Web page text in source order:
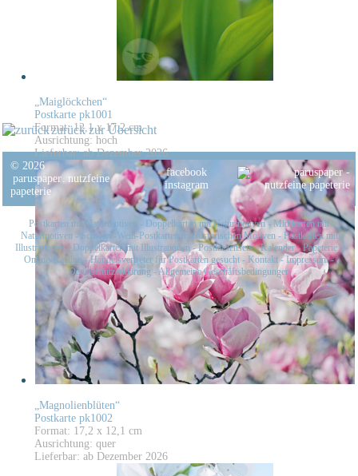
„Maiglöckchen“
Postkarte pk1001
Format: 12,1 x 17,2 cm
Ausrichtung: hoch
Lieferbar: ab Dezember 2026
„Magnolienblüten“
Postkarte pk1002
Format: 17,2 x 12,1 cm
Ausrichtung: quer
Lieferbar: ab Dezember 2026
zurück zur Übersicht
© 2026
paruspaper. nutzfeine
papeterie
facebook
instagram
Postkarten mit Naturmotiven - Doppelkarten mit Naturmotiven- Midikarten mit
Naturmotiven - Schwarz-Weiß-Postkarten mit historischen Motiven- Postkarten mit
Illustrationen - Doppelkarten mit Illustrationen-Postkartensets-Kalender-Papeterie -
Online-Katalog-Handelsvertreter für Postkarten gesucht - Kontakt-Impressum-
Datenschutzerklärung - Allgemeine Geschäftsbedingungen